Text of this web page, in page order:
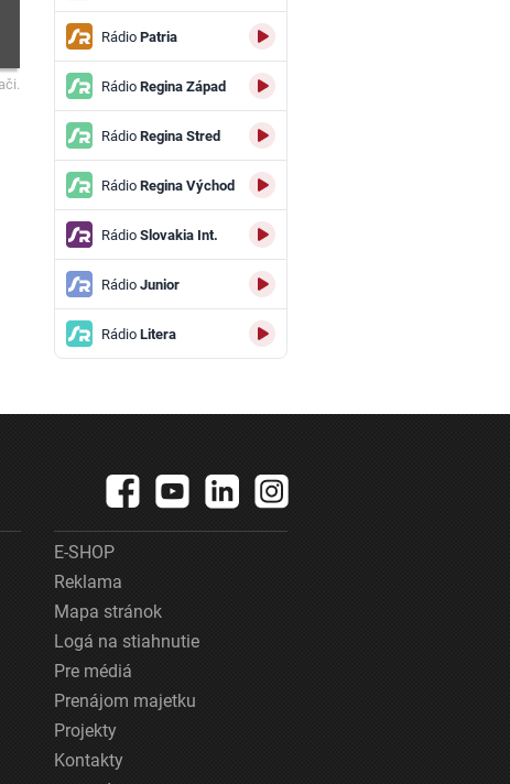
RádioPatria
RádioRegina Západ
RádioRegina Stred
RádioRegina Východ
RádioSlovakia Int.
RádioJunior
RádioLitera
E-SHOP
Reklama
Mapa stránok
Logá na stiahnutie
Pre médiá
Prenájom majetku
Projekty
Kontakty